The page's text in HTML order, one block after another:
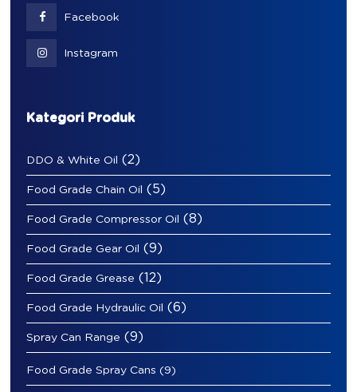
Facebook
Instagram
Kategori Produk
DDO & White Oil (2)
Food Grade Chain Oil (5)
Food Grade Compressor Oil (8)
Food Grade Gear Oil (9)
Food Grade Grease (12)
Food Grade Hydraulic Oil (6)
Spray Can Range (9)
Food Grade Spray Cans (9)